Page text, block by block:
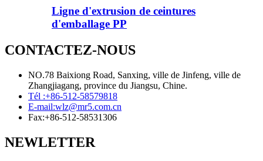
Ligne d'extrusion de ceintures
d'emballage PP
CONTACTEZ-NOUS
NO.78 Baixiong Road, Sanxing, ville de Jinfeng, ville de
Zhangjiagang, province du Jiangsu, Chine.
Tél :+86-512-58579818
E-mail:wlz@mr5.com.cn
Fax:+86-512-58531306
NEWLETTER